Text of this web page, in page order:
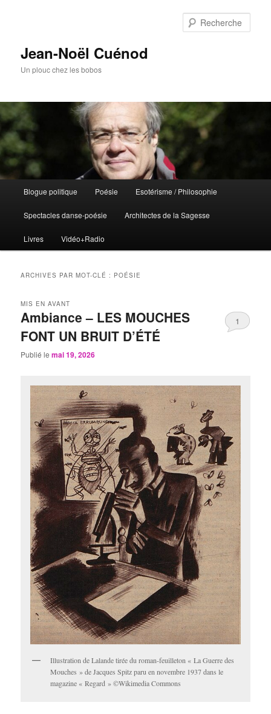
Jean-Noël Cuénod
Un plouc chez les bobos
Aller
au
contenu
principal
Aller
au
contenu
secondaire
Blogue politique Poésie Esotérisme / Philosophie
Spectacles danse-poésie Architectes de la Sagesse
Livres Vidéo+Radio
ARCHIVES PAR MOT-CLÉ : POÉSIE
Ambiance – LES MOUCHES
FONT UN BRUIT D’ÉTÉ
MIS EN AVANT
Publié lemai 19, 2026
1
Illustration de Lalande tirée du roman-feuilleton « La Guerre des
Mouches » de Jacques Spitz paru en novembre 1937 dans le
magazine « Regard » ©Wikimedia Commons